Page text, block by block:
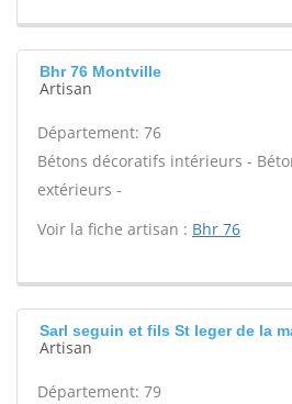
Bhr 76 Montville
Artisan
Département: 76
Bétons décoratifs intérieurs -
extérieurs -
Voir la fiche artisan : Bhr 76
Sarl seguin et fils St leger de la
Artisan
Département: 79